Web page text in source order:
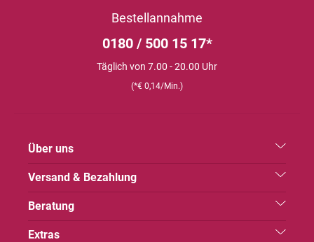
Bestellannahme
0180 / 500 15 17*
Täglich von 7.00 - 20.00 Uhr
(*€ 0,14/Min.)
Über uns
Versand & Bezahlung
Beratung
Extras